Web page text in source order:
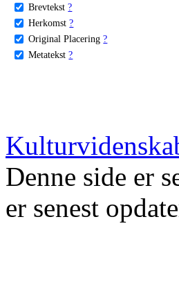
Brevtekst ?
Herkomst ?
Original Placering ?
Metatekst ?
Denne side er
er senest